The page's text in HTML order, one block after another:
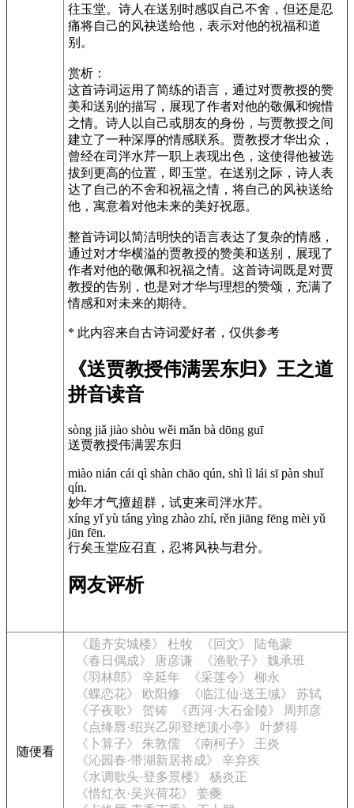
往玉堂。诗人在送别时感叹自己不舍，但还是忍
痛将自己的风袂送给他，表示对他的祝福和道
别。
赏析：
这首诗词运用了简练的语言，通过对贾教授的赞
美和送别的描写，展现了作者对他的敬佩和惋惜
之情。诗人以自己或朋友的身份，与贾教授之间
建立了一种深厚的情感联系。贾教授才华出众，
曾经在司泮水芹一职上表现出色，这使得他被选
拔到更高的位置，即玉堂。在送别之际，诗人表
达了自己的不舍和祝福之情，将自己的风袂送给
他，寓意着对他未来的美好祝愿。
整首诗词以简洁明快的语言表达了复杂的情感，
通过对才华横溢的贾教授的赞美和送别，展现了
作者对他的敬佩和祝福之情。这首诗词既是对贾
教授的告别，也是对才华与理想的赞颂，充满了
情感和对未来的期待。
* 此内容来自古诗词爱好者，仅供参考
《送贾教授伟满罢东归》王之道
拼音读音
sòng jiǎ jiào shòu wěi mǎn bà dōng guī
送贾教授伟满罢东归
miào nián cái qì shàn chāo qún, shì lì lái sī pàn shuǐ
qín.
妙年才气擅超群，试吏来司泮水芹。
xíng yǐ yù táng yìng zhào zhí, rěn jiāng fēng mèi yǔ
jūn fēn.
行矣玉堂应召直，忍将风袂与君分。
网友评析
随便看
《题齐安城楼》 杜牧
《回文》 陆龟蒙
《春日偶成》 唐彦谦
《渔歌子》 魏承班
《羽林郎》 辛延年
《采莲令》 柳永
《蝶恋花》 欧阳修
《临江仙·送王缄》 苏轼
《子夜歌》 贺铸
《西河·大石金陵》 周邦彦
《点绛唇·绍兴乙卯登绝顶小亭》 叶梦得
《卜算子》 朱敦儒
《南柯子》 王炎
《沁园春·带湖新居将成》 辛弃疾
《水调歌头·登多景楼》 杨炎正
《惜红衣·吴兴荷花》 姜夔